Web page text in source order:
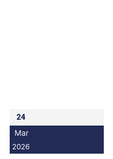
24
Mar
2026